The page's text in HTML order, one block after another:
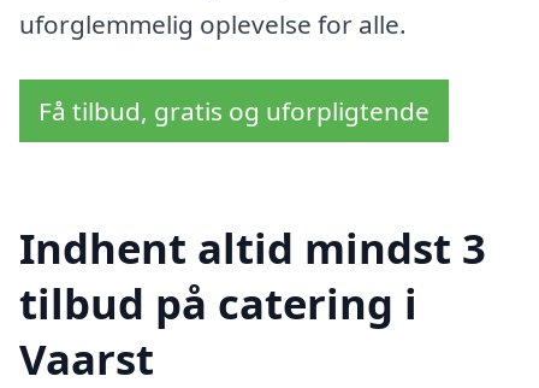
uforglemmelig oplevelse for alle.
Få tilbud, gratis og uforpligtende
Indhent altid mindst 3
tilbud på catering i
Vaarst